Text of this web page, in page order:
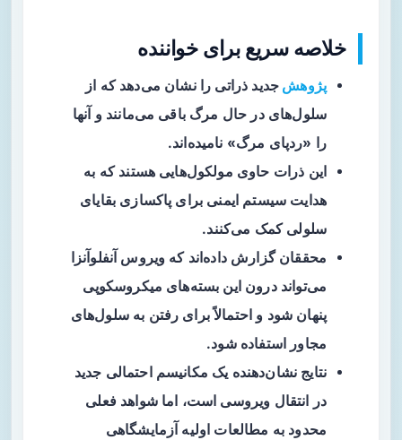
خلاصه سریع برای خواننده
پژوهش جدید ذراتی را نشان می‌دهد که از
سلول‌های در حال مرگ باقی می‌مانند و آنها
را «ردپای مرگ» نامیده‌اند.
این ذرات حاوی مولکول‌هایی هستند که به
هدایت سیستم ایمنی برای پاکسازی بقایای
سلولی کمک می‌کنند.
محققان گزارش داده‌اند که ویروس آنفلوآنزا
می‌تواند درون این بسته‌های میکروسکوپی
پنهان شود و احتمالاً برای رفتن به سلول‌های
مجاور استفاده شود.
نتایج نشان‌دهنده یک مکانیسم احتمالی جدید
در انتقال ویروسی است، اما شواهد فعلی
محدود به مطالعات اولیه آزمایشگاهی